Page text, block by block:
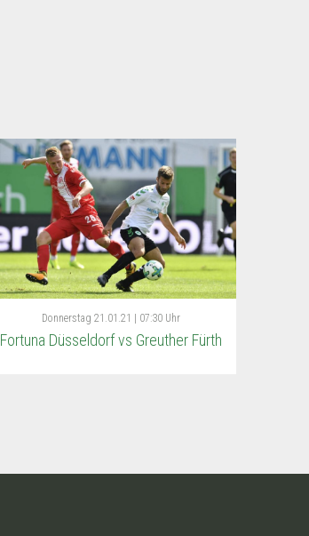
Donnerstag 21.01.21 | 07:30 Uhr
Fortuna Düsseldorf vs Greuther Fürth